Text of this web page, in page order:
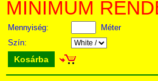
MINIMUM
Mennyiség:
Méter
Szín:
Kosárba